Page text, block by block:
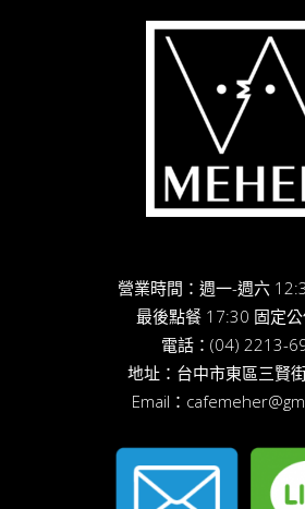
營業時間：週一-週六
最後點餐 17:30 固定
電話： (04) 2213-
地址： 台中市東區三賢
Email：